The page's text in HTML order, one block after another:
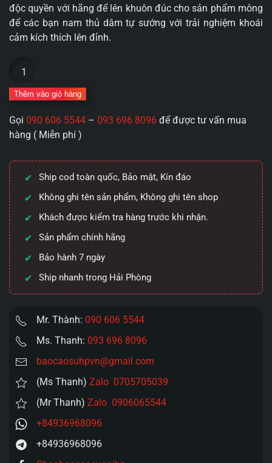
độc quyền với hãng để lên khuôn đúc cho sản phẩm mông
để các bạn nam thủ dâm tự sướng với trải nghiệm khoái
cảm kích thích lên đỉnh.
nguyên
Pola
Doggy
như
mông
thật
giá
tốt
số
lượng
Thêm vào giỏ hàng
Gọi 090 606 5544 – 093 696 8096 để được tư vấn mua
hàng ( Miễn phí )
Ship cod toàn quốc, Bảo mật, Kín đáo
Không ghi tên sản phẩm, Không ghi tên shop
Khách được kiểm tra hàng trước khi nhận.
Sản phẩm chính hãng
Bảo hành 7 ngày
Ship nhanh trong Hải Phòng
Mr. Thành: 090 606 5544
Ms. Thanh: 093 696 8096
baocaosuhpvn@gmail.com
(Ms Thanh) Zalo 0705705039
(Mr Thanh) Zalo 0906065544
+84936968096
+84936968096